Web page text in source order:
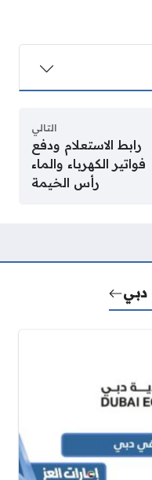
التالي
رابط الاستعلام ودفع
فواتير الكهرباء والماء
رأس الخيمة
دبي